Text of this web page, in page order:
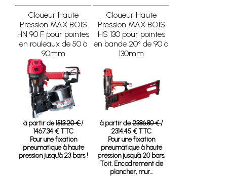
Cloueur Haute
Pression MAX BOIS
HN 90 F pour pointes
en rouleaux de 50 à
90mm
à partir de1513.20 €/
1467.34 € TTC
Pour une fixation
pneumatique à haute
pression jusqu'à 23 bars !
Cloueur Haute
Pression MAX BOIS
HS 130 pour pointes
en bande 20° de 90 à
130mm
à partir de2386.80 €/
2314.45 € TTC
Pour une fixation
pneumatique à haute
pression jusqu'à 20 bars.
Toit. Encadrement de
plancher, mur...